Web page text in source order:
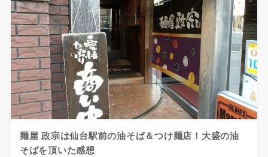
麺屋 政宗は仙台駅前の油そば＆つけ麺店！大盛の油
そばを頂いた感想